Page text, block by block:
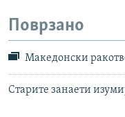
Поврзано
Македонски
Старите занаети